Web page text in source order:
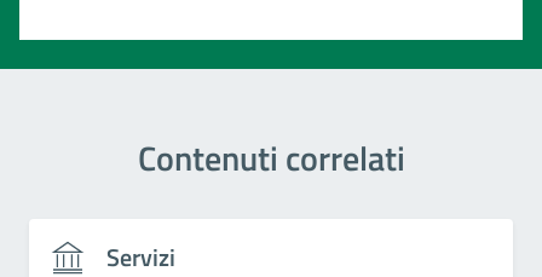
Contenuti correlati
Servizi